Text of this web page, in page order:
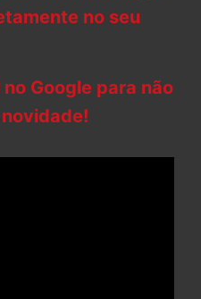
no seu
Google para não